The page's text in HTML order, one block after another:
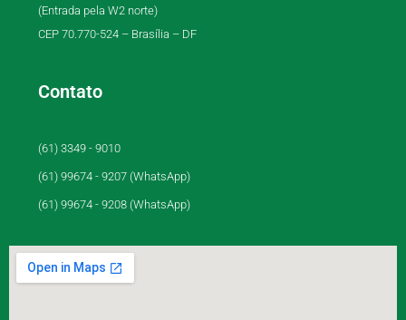
(Entrada pela W2 norte)
CEP 70.770-524 – Brasília – DF
Contato
(61) 3349 - 9010
(61) 99674 - 9207 (WhatsApp)
(61) 99674 - 9208 (WhatsApp)